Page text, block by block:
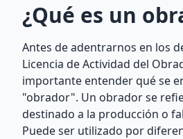
¿Qué es un
Antes de adentrarnos en los
Licencia de Actividad del
importante entender qué se
"obrador". Un obrador se
destinado a la producción o
Puede ser utilizado por